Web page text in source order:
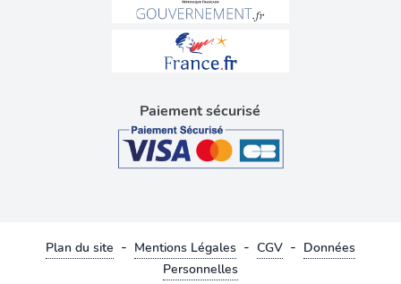
Paiement sécurisé
Plan du site - Mentions Légales - CGV - Données
Personnelles